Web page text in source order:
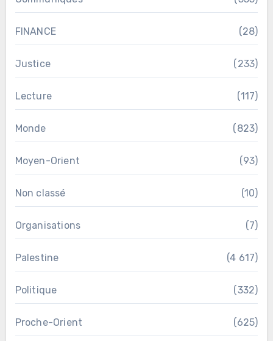
FINANCE (28)
Justice (233)
Lecture (117)
Monde (823)
Moyen-Orient (93)
Non classé (10)
Organisations (7)
Palestine (4 617)
Politique (332)
Proche-Orient (625)